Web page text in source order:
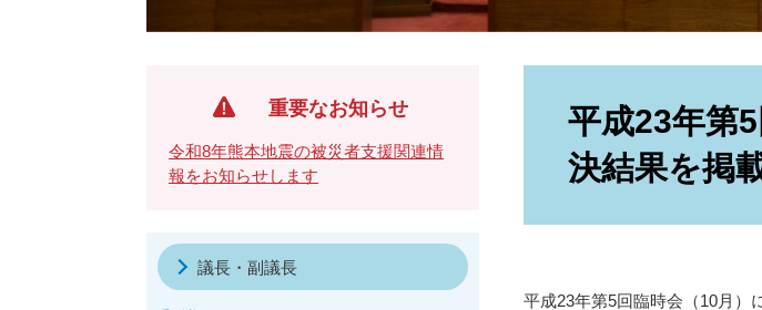
平成23年第
決結果を掲
平成23年第5回臨時会（10月）
重要なお知らせ
令和8年熊本地震の被災者支援関連情
報をお知らせします
議長・副議長